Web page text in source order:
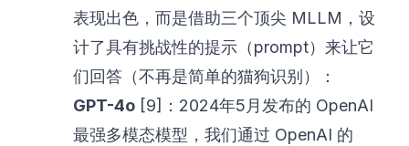
表现出色，而是借助三个顶尖 MLLM，设
计了具有挑战性的提示（prompt）来让它
们回答（不再是简单的猫狗识别）：
GPT-4o [9]：2024年5月发布的 OpenAI
最强多模态模型，我们通过 OpenAI 的